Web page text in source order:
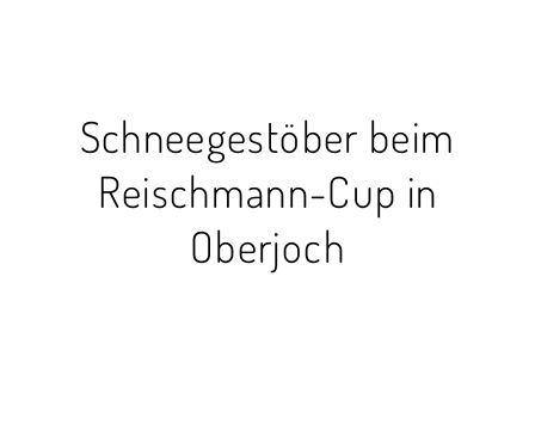
Schneegestöber beim
Reischmann-Cup in
Oberjoch